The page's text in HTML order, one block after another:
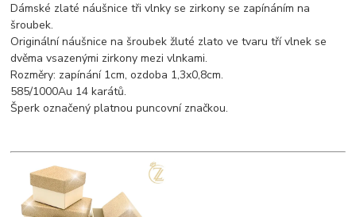
Dámské zlaté náušnice tři vlnky se zirkony se zapínáním na
šroubek.
Originální náušnice na šroubek žluté zlato ve tvaru tří vlnek se
dvěma vsazenými zirkony mezi vlnkami.
Rozměry: zapínání 1cm, ozdoba 1,3x0,8cm.
585/1000Au 14 karátů.
Šperk označený platnou puncovní značkou.